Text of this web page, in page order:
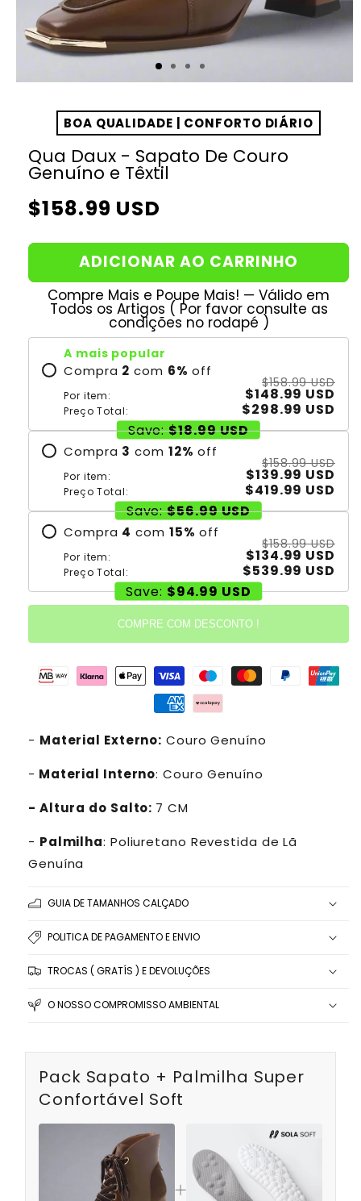
BOA QUALIDADE | CONFORTO DIÁRIO
Qua Daux - Sapato De Couro
Genuíno e Têxtil
Preço
$158.99 USD
ADICIONAR AO CARRINHO
Compre Mais e Poupe Mais! — Válido em
Todos os Artigos ( Por favor consulte as
condições no rodapé )
A mais popular
Compra 2 com 6% off
Por item:
$158.99 USD
$148.99 USD
Preço Total:
$298.99 USD
Save: $18.99 USD
Compra 3 com 12% off
Por item:
$158.99 USD
$139.99 USD
Preço Total:
$419.99 USD
Save: $56.99 USD
Compra 4 com 15% off
Por item:
$158.99 USD
$134.99 USD
Preço Total:
$539.99 USD
Save: $94.99 USD
COMPRE COM DESCONTO !
- Material Externo: Couro Genuíno
- Material Interno: Couro Genuíno
- Altura do Salto: 7 CM
- Palmilha: Poliuretano Revestida de Lã
Genuína
GUIA DE TAMANHOS CALÇADO
POLITICA DE PAGAMENTO E ENVIO
TROCAS ( GRATÍS ) E DEVOLUÇÕES
O NOSSO COMPROMISSO AMBIENTAL
Pack Sapato + Palmilha Super
Confortável Soft